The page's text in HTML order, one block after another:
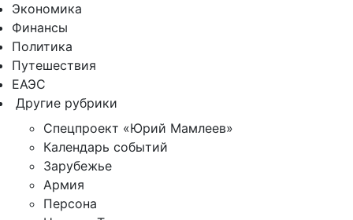
Экономика
Финансы
Политика
Путешествия
ЕАЭС
Другие рубрики
Спецпроект «Юрий Мамлеев»
Календарь событий
Зарубежье
Армия
Персона